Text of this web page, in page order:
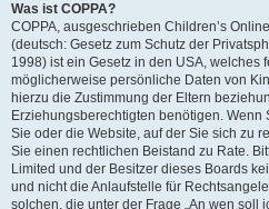
Was ist COPPA?
COPPA, ausgeschrieben Children’s
(deutsch: Gesetz zum Schutz der
1998) ist ein Gesetz in den USA, welches
möglicherweise persönliche Daten von
hierzu die Zustimmung der Eltern
Erziehungsberechtigten benötigen.
Sie oder die Website, auf der Sie sich zu
Sie einen rechtlichen Beistand zu Rate.
Limited und der Besitzer dieses Boards
und nicht die Anlaufstelle für
solchen, die unter der Frage „An wen soll